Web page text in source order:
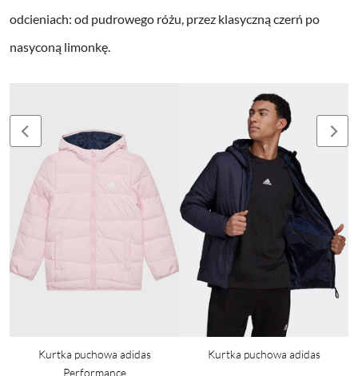
odcieniach: od pudrowego różu, przez klasyczną czerń po
nasyconą limonkę.
Kurtka puchowa adidas
Performance
Kurtka puchowa adidas